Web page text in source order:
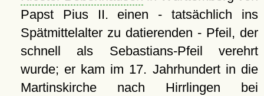
Papst Pius II. einen - tatsächlich ins
Spätmittelalter zu datierenden - Pfeil, der
schnell als Sebastians-Pfeil verehrt
wurde; er kam im 17. Jahrhundert in die
Martinskirchenach Hirrlingen bei